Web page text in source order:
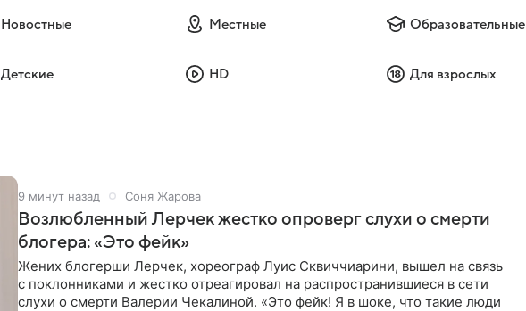
Новостные Местные Образовательные
Детские HD Для взрослых
9 минут назад Соня Жарова
Возлюбленный Лерчек жестко опроверг слухи о смерти
блогера: «Это фейк»
Жених блогерши Лерчек, хореограф Луис Сквиччиарини, вышел на связь
с поклонниками и жестко отреагировал на распространившиеся в сети
слухи о смерти Валерии Чекалиной. «Это фейк! Я в шоке, что такие люди